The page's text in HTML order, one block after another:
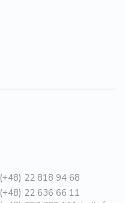
(+48) 22 818 94 68
(+48) 22 636 66 11